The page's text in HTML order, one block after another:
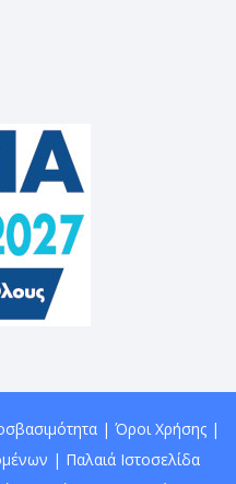
| Όροι Χρήσης|
| Παλαιά Ιστοσελίδα